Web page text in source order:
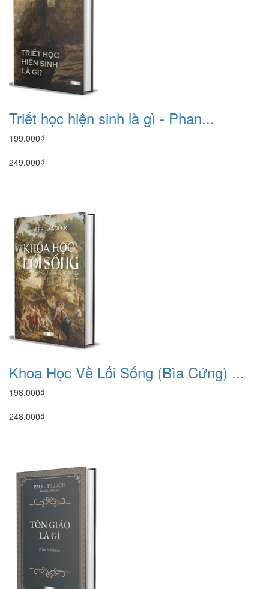
Triết học hiện sinh là gì - Phan...
199.000₫
249.000₫
Khoa Học Về Lối Sống (Bìa Cứng) ...
198.000₫
248.000₫